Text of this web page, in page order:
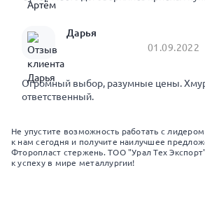
Дарья
01.09.2022
Огромный выбор, разумные цены.
ответственный.
Не упустите возможность работать с
к нам сегодня и получите наилучшее
Фторопласт стержень. ТОО "Урал Тех
к успеху в мире металлургии!